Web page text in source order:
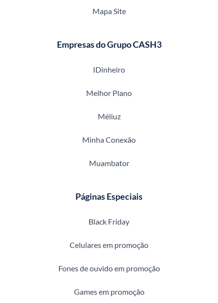
Mapa Site
Empresas do Grupo CASH3
IDinheiro
Melhor Plano
Méliuz
Minha Conexão
Muambator
Páginas Especiais
Black Friday
Celulares em promoção
Fones de ouvido em promoção
Games em promoção